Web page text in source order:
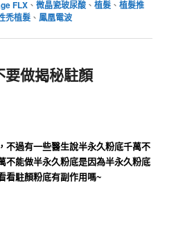
FLX 、微晶瓷玻尿酸 、植髮 、植髮推
禿植髮 、 鳳凰電波
要做揭秘駐顏
不過有一些醫生說半永久粉底千萬不
不能做半永久粉底是因為半永久粉底
看駐顏粉底有副作用嗎~